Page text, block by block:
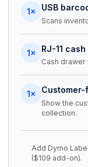
1× USB
Scans
1× RJ-11
Cash drawer
1×
Show the
collection.
Add Dymo
($109 add-on).